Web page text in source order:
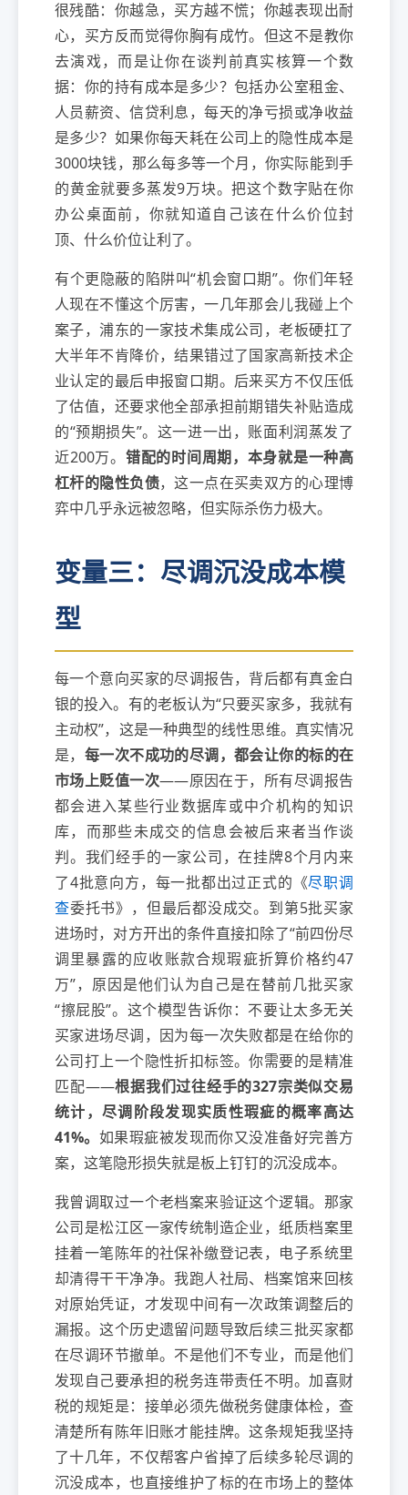
很残酷：你越急，买方越不慌；你越表现出耐
心，买方反而觉得你胸有成竹。但这不是教你
去演戏，而是让你在谈判前真实核算一个数
据：你的持有成本是多少？包括办公室租金、
人员薪资、信贷利息，每天的净亏损或净收益
是多少？如果你每天耗在公司上的隐性成本是
3000块钱，那么每多等一个月，你实际能到手
的黄金就要多蒸发9万块。把这个数字贴在你
办公桌面前，你就知道自己该在什么价位封
顶、什么价位让利了。
有个更隐蔽的陷阱叫“机会窗口期”。你们年轻
人现在不懂这个厉害，一几年那会儿我碰上个
案子，浦东的一家技术集成公司，老板硬扛了
大半年不肯降价，结果错过了国家高新技术企
业认定的最后申报窗口期。后来买方不仅压低
了估值，还要求他全部承担前期错失补贴造成
的“预期损失”。这一进一出，账面利润蒸发了
近200万。 错配的时间周期，本身就是一种高
杠杆的隐性负债，这一点在买卖双方的心理博
弈中几乎永远被忽略，但实际杀伤力极大。
变量三：尽调沉没成本模
型
每一个意向买家的尽调报告，背后都有真金白
银的投入。有的老板认为“只要买家多，我就有
主动权”，这是一种典型的线性思维。真实情况
是， 每一次不成功的尽调，都会让你的标的在
市场上贬值一次——原因在于，所有尽调报告
都会进入某些行业数据库或中介机构的知识
库，而那些未成交的信息会被后来者当作谈
判。我们经手的一家公司，在挂牌8个月内来
了4批意向方，每一批都出过正式的《尽职调
查委托书》，但最后都没成交。到第5批买家
进场时，对方开出的条件直接扣除了“前四份尽
调里暴露的应收账款合规瑕疵折算价格约47
万”，原因是他们认为自己是在替前几批买家
“擦屁股”。这个模型告诉你：不要让太多无关
买家进场尽调，因为每一次失败都是在给你的
公司打上一个隐性折扣标签。你需要的是精准
匹配——根据我们过往经手的327宗类似交易
统计，尽调阶段发现实质性瑕疵的概率高达
41%。 如果瑕疵被发现而你又没准备好完善方
案，这笔隐形损失就是板上钉钉的沉没成本。
我曾调取过一个老档案来验证这个逻辑。那家
公司是松江区一家传统制造企业，纸质档案里
挂着一笔陈年的社保补缴登记表，电子系统里
却清得干干净净。我跑人社局、档案馆来回核
对原始凭证，才发现中间有一次政策调整后的
漏报。这个历史遗留问题导致后续三批买家都
在尽调环节撤单。不是他们不专业，而是他们
发现自己要承担的税务连带责任不明。加喜财
税的规矩是：接单必须先做税务健康体检，查
清楚所有陈年旧账才能挂牌。这条规矩我坚持
了十几年，不仅帮客户省掉了后续多轮尽调的
沉没成本，也直接维护了标的在市场上的整体